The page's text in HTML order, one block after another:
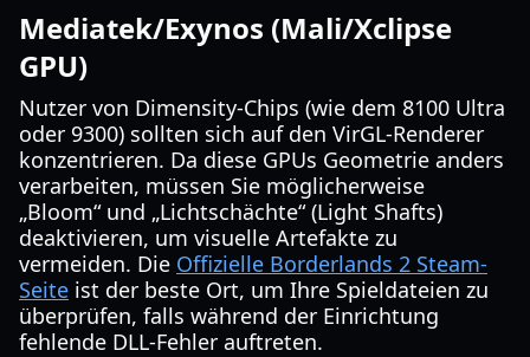
Mediatek/Exynos (Mali/Xclipse
GPU)
Nutzer von Dimensity-Chips (wie dem 8100 Ultra
oder 9300) sollten sich auf den VirGL-Renderer
konzentrieren. Da diese GPUs Geometrie anders
verarbeiten, müssen Sie möglicherweise
„Bloom“ und „Lichtschächte“ (Light Shafts)
deaktivieren, um visuelle Artefakte zu
vermeiden. Die Offizielle Borderlands 2 Steam-
Seite ist der beste Ort, um Ihre Spieldateien zu
überprüfen, falls während der Einrichtung
fehlende DLL-Fehler auftreten.